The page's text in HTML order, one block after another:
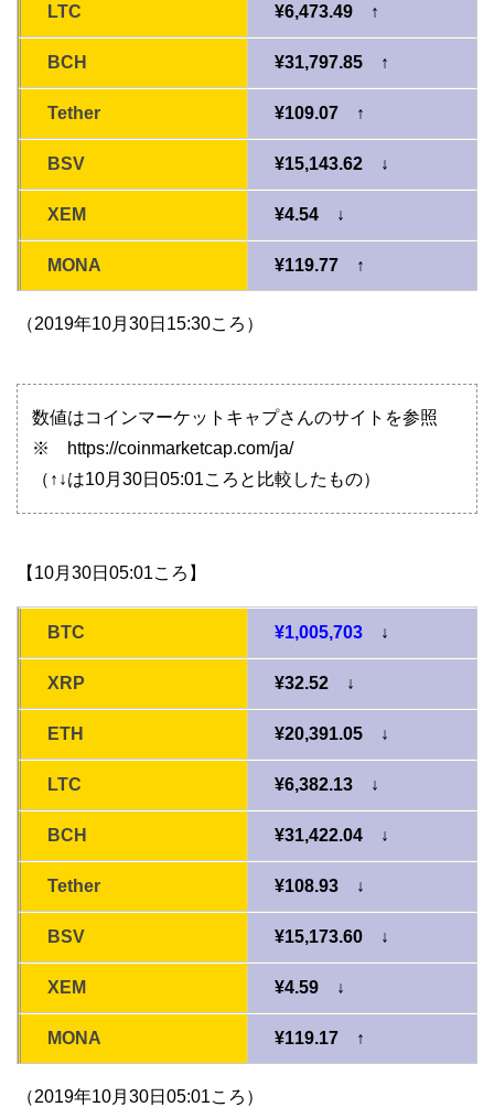
LTC ¥6,473.49 ↑
BCH ¥31,797.85 ↑
Tether ¥109.07 ↑
BSV ¥15,143.62 ↓
XEM ¥4.54 ↓
MONA ¥119.77 ↑
（2019年10月30日15:30ころ）
数値はコインマーケットキャプさんのサイトを参照
※ https://coinmarketcap.com/ja/
（↑↓は10月30日05:01ころと比較したもの）
【10月30日05:01ころ】
BTC ¥1,005,703 ↓
XRP ¥32.52 ↓
ETH ¥20,391.05 ↓
LTC ¥6,382.13 ↓
BCH ¥31,422.04 ↓
Tether ¥108.93 ↓
BSV ¥15,173.60 ↓
XEM ¥4.59 ↓
MONA ¥119.17 ↑
（2019年10月30日05:01ころ）